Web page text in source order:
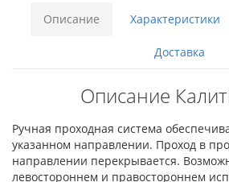
Описание Характеристики
Доставка
Описание
Ручная проходная система
указанном направлении. Проход в
направлении перекрывается.
левостороннем и правостороннем